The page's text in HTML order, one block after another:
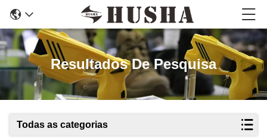
Resultados De Pesquisa
Todas as categorias